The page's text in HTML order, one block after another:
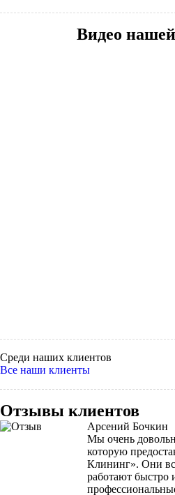
Видео
Среди наших клиентов
Все наши клиенты
Отзывы клиентов
Арсений Бочкин
Мы очень
которую
Клининг». Они
работают быстро